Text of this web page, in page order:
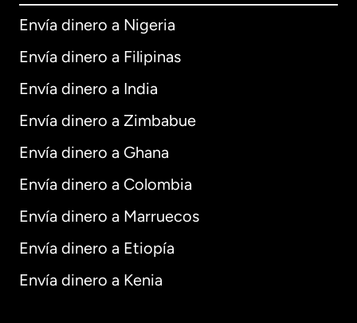
Envía dinero a Nigeria
Envía dinero a Filipinas
Envía dinero a India
Envía dinero a Zimbabue
Envía dinero a Ghana
Envía dinero a Colombia
Envía dinero a Marruecos
Envía dinero a Etiopía
Envía dinero a Kenia